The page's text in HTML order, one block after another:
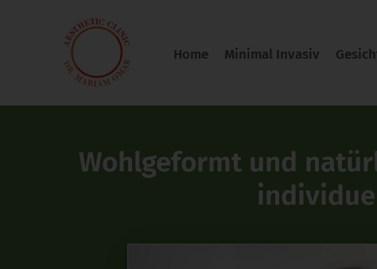
Home Minimal Invasiv
Wohlgeformt und